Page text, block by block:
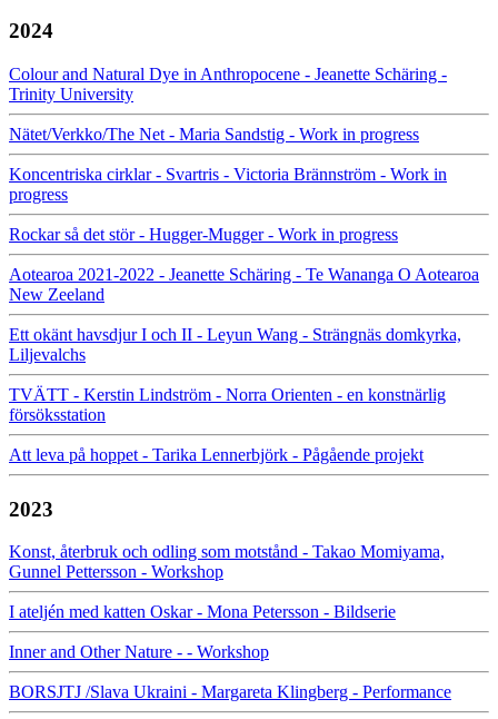
2024
Colour and Natural Dye in Anthropocene - Jeanette Schäring -
Trinity University
Nätet/Verkko/The Net - Maria Sandstig - Work in progress
Koncentriska cirklar - Svartris - Victoria Brännström - Work in
progress
Rockar så det stör - Hugger-Mugger - Work in progress
Aotearoa 2021-2022 - Jeanette Schäring - Te Wananga O Aotearoa
New Zeeland
Ett okänt havsdjur I och II - Leyun Wang - Strängnäs domkyrka,
Liljevalchs
TVÄTT - Kerstin Lindström - Norra Orienten - en konstnärlig
försöksstation
Att leva på hoppet - Tarika Lennerbjörk - Pågående projekt
2023
Konst, återbruk och odling som motstånd - Takao Momiyama,
Gunnel Pettersson - Workshop
I ateljén med katten Oskar - Mona Petersson - Bildserie
Inner and Other Nature - - Workshop
BORSJTJ /Slava Ukraini - Margareta Klingberg - Performance